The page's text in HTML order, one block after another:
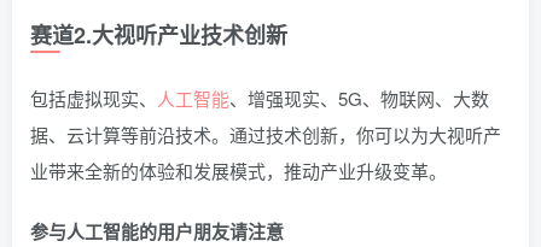
赛道2.大视听产业技术创新
包括虚拟现实、 人工智能、增强现实、5G、物联网、大数
据、云计算等前沿技术。通过技术创新，你可以为大视听产
业带来全新的体验和发展模式，推动产业升级变革。
参与人工智能的用户朋友请注意